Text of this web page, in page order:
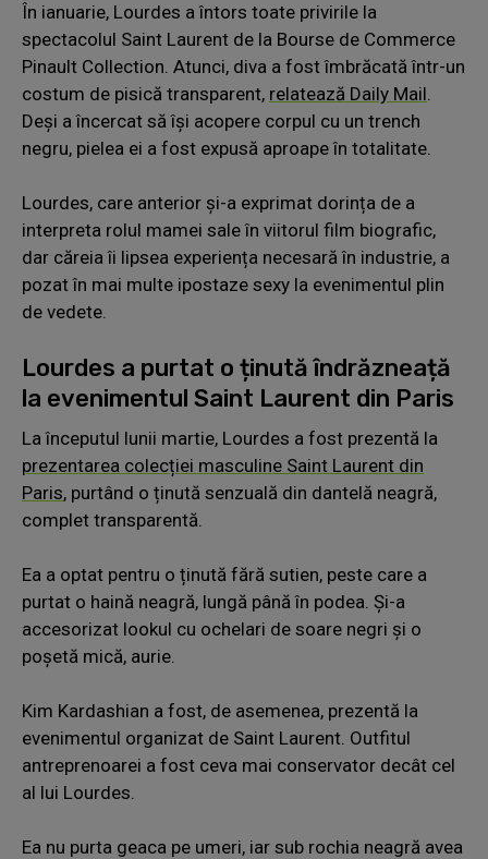
În ianuarie, Lourdes a întors toate privirile la
spectacolul Saint Laurent de la Bourse de Commerce
Pinault Collection. Atunci, diva a fost îmbrăcată într-un
costum de pisică transparent, relatează Daily Mail
Deși a încercat să își acopere corpul cu un trench
negru, pielea ei a fost expusă aproape în totalitate.
Lourdes, care anterior și-a exprimat dorința de a
interpreta rolul mamei sale în viitorul film biografic,
dar căreia îi lipsea experiența necesară în industrie, a
pozat în mai multe ipostaze sexy la evenimentul plin
de vedete.
Lourdes a purtat o ținută îndrăzneață
la evenimentul Saint Laurent din Paris
La începutul lunii martie, Lourdes a fost prezentă la
prezentarea colecției masculine Saint Laurent din
Paris, purtând o ținută senzuală din dantelă neagră,
complet transparentă.
Ea a optat pentru o ținută fără sutien, peste care a
purtat o haină neagră, lungă până în podea. Și-a
accesorizat lookul cu ochelari de soare negri și o
poșetă mică, aurie.
Kim Kardashian a fost, de asemenea, prezentă la
evenimentul organizat de Saint Laurent. Outfitul
antreprenoarei a fost ceva mai conservator decât cel
al lui Lourdes.
Ea nu purta geaca pe umeri, iar sub rochia neagră avea